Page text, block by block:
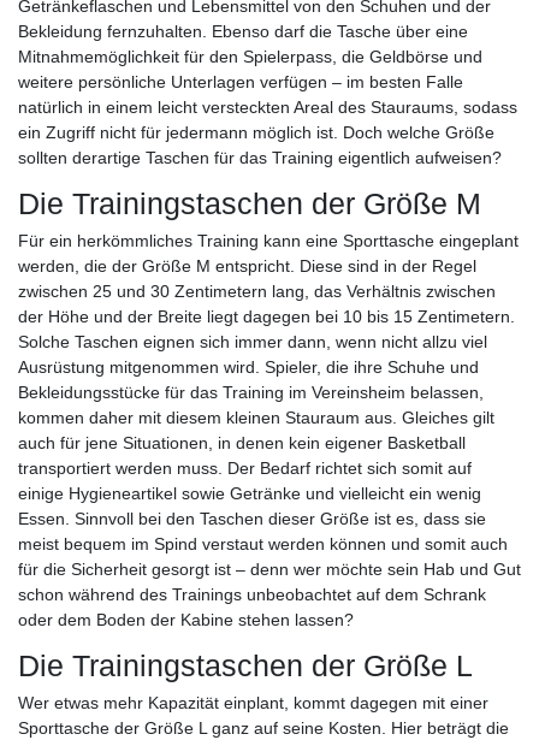
Getränkeflaschen und Lebensmittel von den Schuhen und der
Bekleidung fernzuhalten. Ebenso darf die Tasche über eine
Mitnahmemöglichkeit für den Spielerpass, die Geldbörse und
weitere persönliche Unterlagen verfügen – im besten Falle
natürlich in einem leicht versteckten Areal des Stauraums, sodass
ein Zugriff nicht für jedermann möglich ist. Doch welche Größe
sollten derartige Taschen für das Training eigentlich aufweisen?
Die Trainingstaschen der Größe M
Für ein herkömmliches Training kann eine Sporttasche eingeplant
werden, die der Größe M entspricht. Diese sind in der Regel
zwischen 25 und 30 Zentimetern lang, das Verhältnis zwischen
der Höhe und der Breite liegt dagegen bei 10 bis 15 Zentimetern.
Solche Taschen eignen sich immer dann, wenn nicht allzu viel
Ausrüstung mitgenommen wird. Spieler, die ihre Schuhe und
Bekleidungsstücke für das Training im Vereinsheim belassen,
kommen daher mit diesem kleinen Stauraum aus. Gleiches gilt
auch für jene Situationen, in denen kein eigener Basketball
transportiert werden muss. Der Bedarf richtet sich somit auf
einige Hygieneartikel sowie Getränke und vielleicht ein wenig
Essen. Sinnvoll bei den Taschen dieser Größe ist es, dass sie
meist bequem im Spind verstaut werden können und somit auch
für die Sicherheit gesorgt ist – denn wer möchte sein Hab und Gut
schon während des Trainings unbeobachtet auf dem Schrank
oder dem Boden der Kabine stehen lassen?
Die Trainingstaschen der Größe L
Wer etwas mehr Kapazität einplant, kommt dagegen mit einer
Sporttasche der Größe L ganz auf seine Kosten. Hier beträgt die